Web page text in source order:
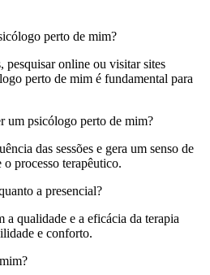
perto de mim?
pesquisar online ou visitar sites
perto de mim é fundamental para
um psicólogo perto de mim?
das sessões e gera um senso de
processo terapêutico.
a presencial?
a qualidade e a eficácia da terapia
e conforto.